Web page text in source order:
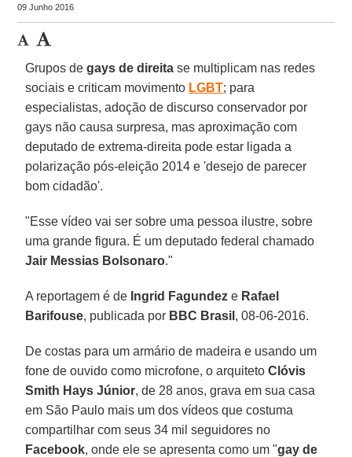
09 Junho 2016
Grupos degays de direita se multiplicam nas redes
sociais e criticam movimento LGBT; para
especialistas, adoção de discurso conservador por
gays não causa surpresa, mas aproximação com
deputado de extrema-direita pode estar ligada a
polarização pós-eleição 2014 e 'desejo de parecer
bom cidadão'.
"Esse vídeo vai ser sobre uma pessoa ilustre, sobre
uma grande figura. É um deputado federal chamado
Jair Messias Bolsonaro."
A reportagem é de Ingrid Fagundez e Rafael
Barifouse, publicada por BBC Brasil , 08-06-2016.
De costas para um armário de madeira e usando um
fone de ouvido como microfone, o arquitetoClóvis
Smith Hays Júnior, de 28 anos, grava em sua casa
em São Paulo mais um dos vídeos que costuma
compartilhar com seus 34 mil seguidores no
Facebook, onde ele se apresenta como um "gay de